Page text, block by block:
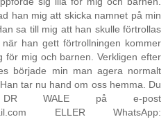
han mig att skicka namnet på min
sa till mig att han skulle förtrollas
han gett förtrollningen kommer
för mig och barnen. Verkligen efter
började min man agera normalt
tar nu hand om oss hemma. Du
WALE på e-post
ELLER WhatsApp: